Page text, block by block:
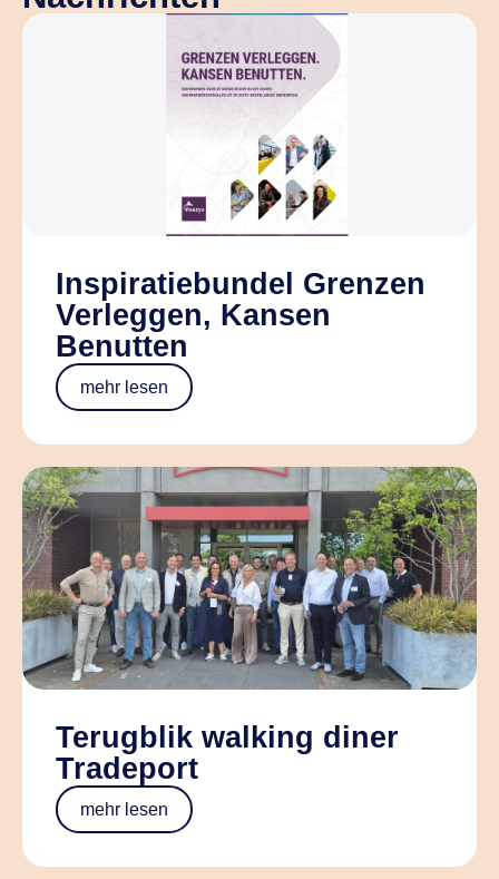
Inspiratiebundel Grenzen
Verleggen, Kansen
Benutten
mehr lesen
Terugblik walking diner
Tradeport
mehr lesen